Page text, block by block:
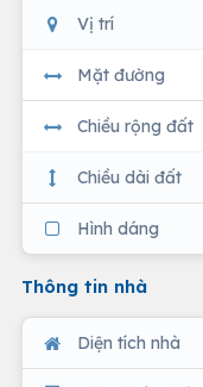
Vị trí
Mặt đường
Chiều rộng đất
Chiều dài đất
Hình dáng
Thông tin nhà
Diện tích nhà